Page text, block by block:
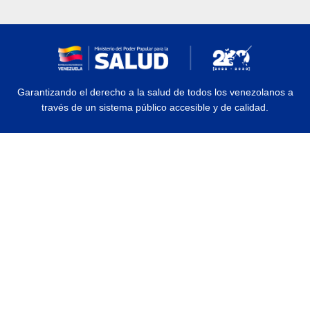
Garantizando el derecho a la salud de todos los venezolanos a
través de un sistema público accesible y de calidad.